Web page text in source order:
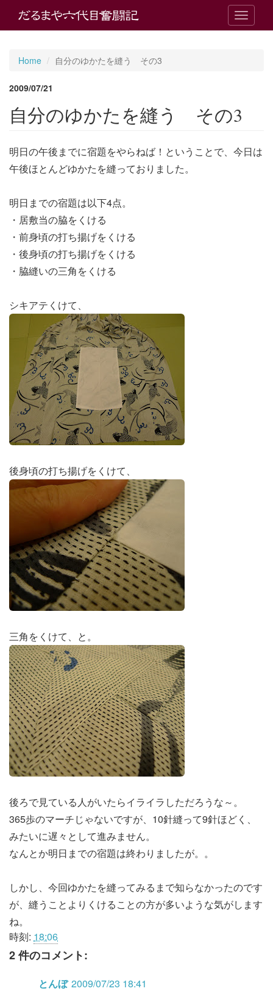
T
o
v
a
Home 自分のゆかたを縫う その3
2009/07/21
自分のゆかたを縫う その3
明日の午後までに宿題をやらねば！ということで、今日は
午後ほとんどゆかたを縫っておりました。
明日までの宿題は以下4点。
・居敷当の脇をくける
・前身頃の打ち揚げをくける
・後身頃の打ち揚げをくける
・脇縫いの三角をくける
シキアテくけて、
後身頃の打ち揚げをくけて、
三角をくけて、と。
後ろで見ている人がいたらイライラしただろうな～。
365歩のマーチじゃないですが、10針縫って9針ほどく、
みたいに遅々として進みません。
なんとか明日までの宿題は終わりましたが。。
しかし、今回ゆかたを縫ってみるまで知らなかったのです
が、縫うことよりくけることの方が多いような気がします
ね。
時刻: 18:06
2 件のコメント:
とんぼ 2009/07/23 18:41